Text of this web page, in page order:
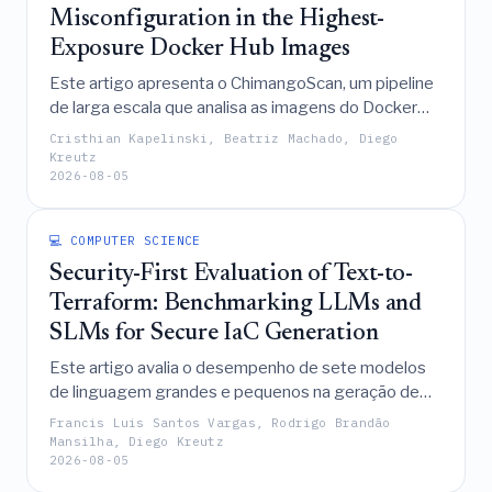
Misconfiguration in the Highest-
Exposure Docker Hub Images
Este artigo apresenta o ChimangoScan, um pipeline
de larga escala que analisa as imagens do Docker
Hub mais expostas usando seis scanners
independentes para revelar que vulnerabilidades e
configurações incorretas são quase universais, os
resultados dos scanners são altamente
concordância, e a maioria dos segredos detectados
são falsos positivos.
Cristhian Kapelinski, Beatriz Machado, Diego
Kreutz
2026-08-05
💻 COMPUTER SCIENCE
Security-First Evaluation of Text-to-
Terraform: Benchmarking LLMs and
SLMs for Secure IaC Generation
Este artigo avalia o desempenho de sete modelos
de linguagem grandes e pequenos na geração de
código Terraform para AWS seguro, revelando que a
validade sintática e a conformidade de segurança
são propriedades amplamente ortogonais e que a
Francis Luis Santos Vargas, Rodrigo Brandão
Mansilha, Diego Kreutz
2026-08-05